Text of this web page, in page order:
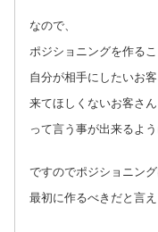
なので、
ポジショニングを作るこ
自分が相手にしたいお客
来てほしくないお客さ
って言う事が出来るよう
ですのでポジショニン
最初に作るべきだと言え